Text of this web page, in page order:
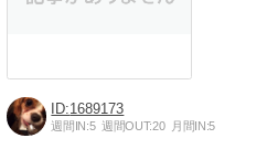
1689173
週間IN:5 週間OUT:20 月間IN:5